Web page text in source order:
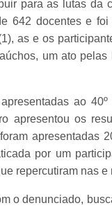
para as lutas da
642 docentes e
as e os
um ato
ao
apresentou os
apresentadas
por um
repercutiram nas e
o denunciado,